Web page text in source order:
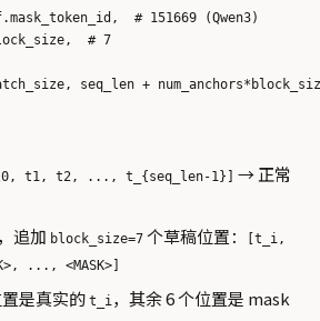
# 151669 (Qwen3)
# 7
t1, t2, ..., t_{seq_len-1}] → 正常
，追加 block_size=7 个草稿位置：
[t_i,
..., <MASK>]
是真实的 t_i ，其余 6 个位置是 mask